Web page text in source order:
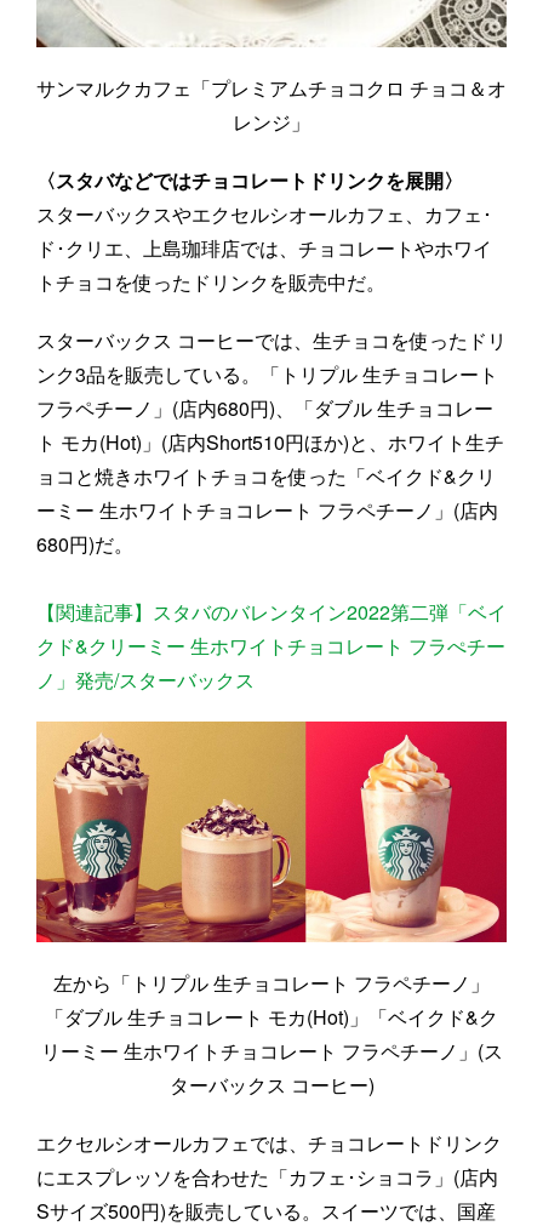
サンマルクカフェ「プレミアムチョコクロ チョコ＆オ
レンジ」
〈スタバなどではチョコレートドリンクを展開〉
スターバックスやエクセルシオールカフェ、カフェ･
ド･クリエ、上島珈琲店では、チョコレートやホワイ
トチョコを使ったドリンクを販売中だ。
スターバックス コーヒーでは、生チョコを使ったドリ
ンク3品を販売している。「トリプル 生チョコレート
フラペチーノ」(店内680円)、「ダブル 生チョコレー
ト モカ(Hot)」(店内Short510円ほか)と、ホワイト生チ
ョコと焼きホワイトチョコを使った「ベイクド&クリ
ーミー 生ホワイトチョコレート フラペチーノ」(店内
680円)だ。
【関連記事】スタバのバレンタイン2022第二弾「ベイ
クド&クリーミー 生ホワイトチョコレート フラぺチー
ノ」発売/スターバックス
左から「トリプル 生チョコレート フラペチーノ」
「ダブル 生チョコレート モカ(Hot)」「ベイクド&ク
リーミー 生ホワイトチョコレート フラペチーノ」(ス
ターバックス コーヒー)
エクセルシオールカフェでは、チョコレートドリンク
にエスプレッソを合わせた「カフェ･ショコラ」(店内
Sサイズ500円)を販売している。スイーツでは、国産